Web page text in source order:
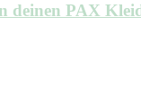
deinen PAX